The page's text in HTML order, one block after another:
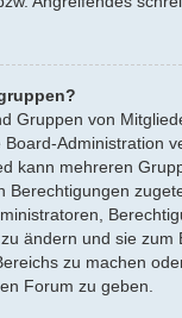
Gruppen von
Administration
kann mehreren
Berechtigungen
ändern und sie zum
zu machen
Forum zu geben.